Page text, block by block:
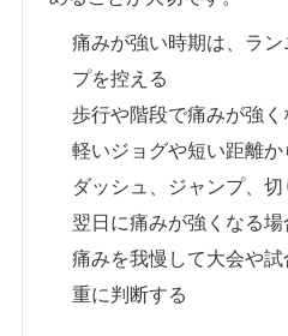
痛みが強い時期は、ラ
プを控える
歩行や階段で痛みが強
軽いジョグや短い距離か
ダッシュ、ジャンプ、
翌日に痛みが強くなる
痛みを我慢して大会や
重に判断する